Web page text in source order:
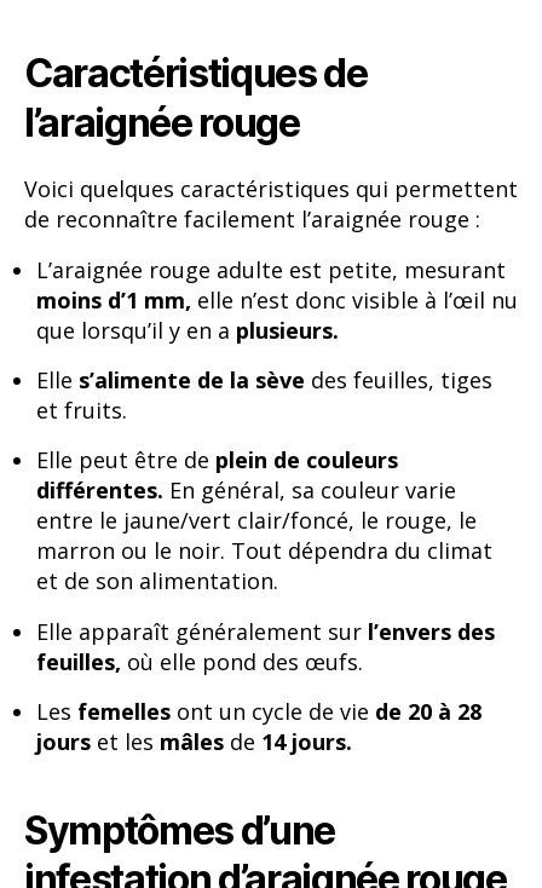
Caractéristiques de
l’araignée rouge
Voici quelques caractéristiques qui permettent
de reconnaître facilement l’araignée rouge :
L’araignée rouge adulte est petite, mesurant
moins d’1 mm, elle n’est donc visible à l’œil nu
que lorsqu’il y en a plusieurs.
Elle s’alimente de la sève des feuilles, tiges
et fruits.
Elle peut être de plein de couleurs
différentes. En général, sa couleur varie
entre le jaune/vert clair/foncé, le rouge, le
marron ou le noir. Tout dépendra du climat
et de son alimentation.
Elle apparaît généralement sur l’envers des
feuilles, où elle pond des œufs.
Les femelles ont un cycle de vie de 20 à 28
jours et les mâles de 14 jours.
Symptômes d’une